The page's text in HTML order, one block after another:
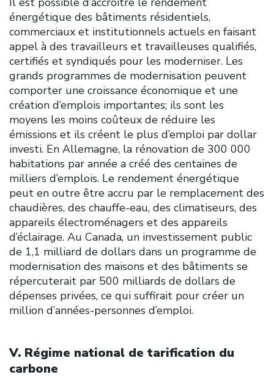
énergétique des bâtiments résidentiels,
commerciaux et institutionnels actuels en faisant
appel à des travailleurs et travailleuses qualifiés,
certifiés et syndiqués pour les moderniser. Les
grands programmes de modernisation peuvent
comporter une croissance économique et une
création d’emplois importantes; ils sont les
moyens les moins coûteux de réduire les
émissions et ils créent le plus d’emploi par dollar
investi. En Allemagne, la rénovation de 300 000
habitations par année a créé des centaines de
milliers d’emplois. Le rendement énergétique
peut en outre être accru par le remplacement des
chaudières, des chauffe-eau, des climatiseurs, des
appareils électroménagers et des appareils
d’éclairage. Au Canada, un investissement public
de 1,1 milliard de dollars dans un programme de
modernisation des maisons et des bâtiments se
répercuterait par 500 milliards de dollars de
dépenses privées, ce qui suffirait pour créer un
million d’années-personnes d’emploi.
V. Régime national de tarification du
carbone